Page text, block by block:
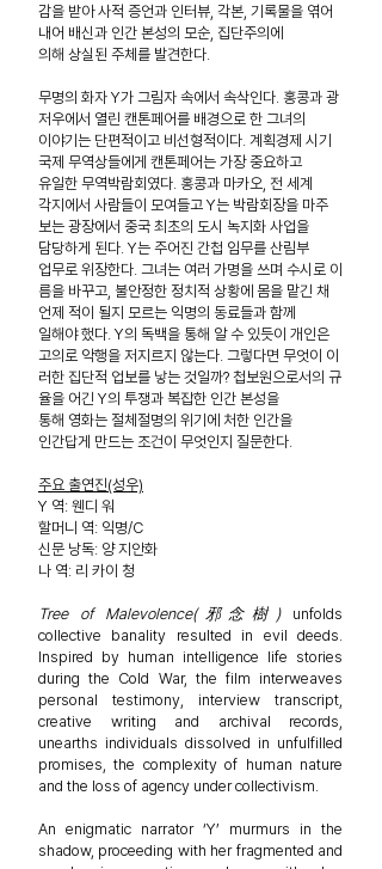
감을 받아 사적 증언과 인터뷰, 각본, 기록물을 엮어
내어 배신과 인간 본성의 모순, 집단주의에
의해 상실된 주체를 발견한다.
무명의 화자 Y가 그림자 속에서 속삭인다. 홍콩과 광
저우에서 열린 캔톤페어를 배경으로 한 그녀의
이야기는 단편적이고 비선형적이다. 계획경제 시기
국제 무역상들에게 캔톤페어는 가장 중요하고
유일한 무역박람회였다. 홍콩과 마카오, 전 세계
각지에서 사람들이 모여들고 Y는 박람회장을 마주
보는 광장에서 중국 최초의 도시 녹지화 사업을
담당하게 된다. Y는 주어진 간첩 임무를 산림부
업무로 위장한다. 그녀는 여러 가명을 쓰며 수시로 이
름을 바꾸고, 불안정한 정치적 상황에 몸을 맡긴 채
언제 적이 될지 모르는 익명의 동료들과 함께
일해야 했다. Y의 독백을 통해 알 수 있듯이 개인은
고의로 악행을 저지르지 않는다. 그렇다면 무엇이 이
러한 집단적 업보를 낳는 것일까? 첩보원으로서의 규
율을 어긴 Y의 투쟁과 복잡한 인간 본성을
통해 영화는 절체절명의 위기에 처한 인간을
인간답게 만드는 조건이 무엇인지 질문한다.
주요 출연진(성우)
Y 역: 웬디 워
할머니 역: 익명/C
신문 낭독: 양 지안화
나 역: 리 카이 청
Tree of Malevolence(邪念樹)unfolds
collective banality resulted in evil deeds.
Inspired by human intelligence life stories
during the Cold War, the film interweaves
personal testimony, interview transcript,
creative writing and archival records,
unearths individuals dissolved in unfulfilled
promises, the complexity of human nature
and the loss of agency under collectivism.
An enigmatic narrator ‘Y’ murmurs in the
shadow, proceeding with her fragmented and